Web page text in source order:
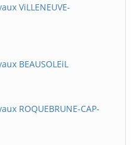
ViLLENEUVE-
BEAUSOLEiL
ROQUEBRUNE-CAP-